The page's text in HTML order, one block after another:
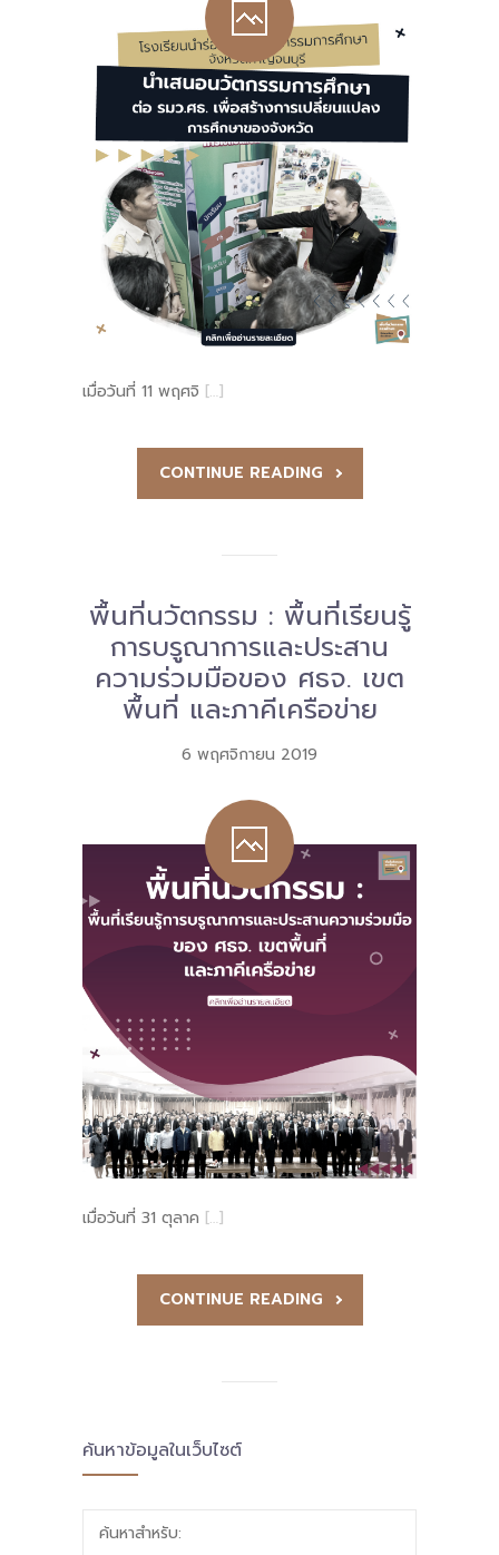
เมื่อวันที่ 11 พฤศจิ […]
CONTINUE READING
พื้นที่นวัตกรรม : พื้นที่เรียนรู้
การบรูณาการและประสาน
ความร่วมมือของ ศธจ. เขต
พื้นที่ และภาคีเครือข่าย
6 พฤศจิกายน 2019
เมื่อวันที่ 31 ตุลาค […]
CONTINUE READING
ค้นหาข้อมูลในเว็บไซต์
ค้นหาสำหรับ: